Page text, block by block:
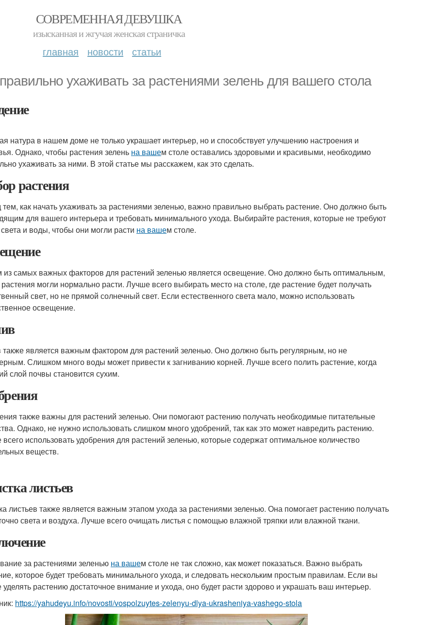
СОВРЕМЕННАЯ ДЕВУШКА
изысканная и жгучая женская страничка
главная новости статьи
ухаживать за растениями зелень для вашего стола
натура в нашем доме не только украшает интерьер, но и способствует улучшению настроения и
Однако, чтобы растения зелень на вашем столе оставались здоровыми и красивыми, необходимо
ухаживать за ними. В этой статье мы расскажем, как это сделать.
растения
как начать ухаживать за растениями зеленью, важно правильно выбрать растение. Оно должно быть
для вашего интерьера и требовать минимального ухода. Выбирайте растения, которые не требуют
и воды, чтобы они могли расти на вашем столе.
самых важных факторов для растений зеленью является освещение. Оно должно быть оптимальным,
могли нормально расти. Лучше всего выбирать место на столе, где растение будет получать
свет, но не прямой солнечный свет. Если естественного света мало, можно использовать
освещение.
является важным фактором для растений зеленью. Оно должно быть регулярным, но не
Слишком много воды может привести к загниванию корней. Лучше всего полить растение, когда
слой почвы становится сухим.
также важны для растений зеленью. Они помогают растению получать необходимые питательные
Однако, не нужно использовать слишком много удобрений, так как это может навредить растению.
использовать удобрения для растений зеленью, которые содержат оптимальное количество
веществ.
листьев
листьев также является важным этапом ухода за растениями зеленью. Она помогает растению получать
света и воздуха. Лучше всего очищать листья с помощью влажной тряпки или влажной ткани.
за растениями зеленью на вашем столе не так сложно, как может показаться. Важно выбрать
которое будет требовать минимального ухода, и следовать нескольким простым правилам. Если вы
уделять растению достаточное внимание и ухода, оно будет расти здорово и украшать ваш интерьер.
https://yahudeyu.info/novosti/vospolzuytes-zelenyu-dlya-ukrasheniya-vashego-stola